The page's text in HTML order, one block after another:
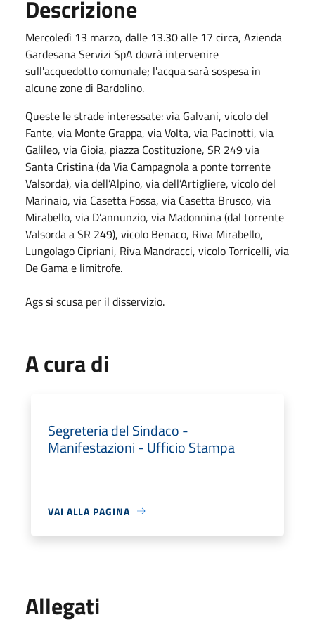
Descrizione
Mercoledì 13 marzo, dalle 13.30 alle 17 circa, Azienda
Gardesana Servizi SpA dovrà intervenire
sull'acquedotto comunale; l'acqua sarà sospesa in
alcune zone di Bardolino.
Queste le strade interessate: via Galvani, vicolo del
Fante, via Monte Grappa, via Volta, via Pacinotti, via
Galileo, via Gioia, piazza Costituzione, SR 249 via
Santa Cristina (da Via Campagnola a ponte torrente
Valsorda), via dell’Alpino, via dell’Artigliere, vicolo del
Marinaio, via Casetta Fossa, via Casetta Brusco, via
Mirabello, via D’annunzio, via Madonnina (dal torrente
Valsorda a SR 249), vicolo Benaco, Riva Mirabello,
Lungolago Cipriani, Riva Mandracci, vicolo Torricelli, via
De Gama e limitrofe.
Ags si scusa per il disservizio.
A cura di
Segreteria del Sindaco -
Manifestazioni - Ufficio Stampa
VAI ALLA PAGINA
Allegati